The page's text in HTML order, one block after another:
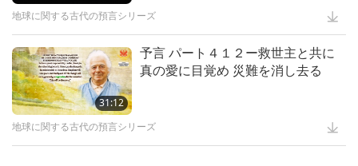
地球に関する古代の預言シリーズ
31:12
予言 パート４１２ー救世主と共に
真の愛に目覚め 災難を消し去る
地球に関する古代の預言シリーズ